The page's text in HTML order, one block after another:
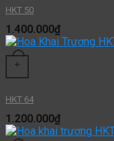
HKT 50
1.400.000₫
+
HKT 64
1.200.000₫